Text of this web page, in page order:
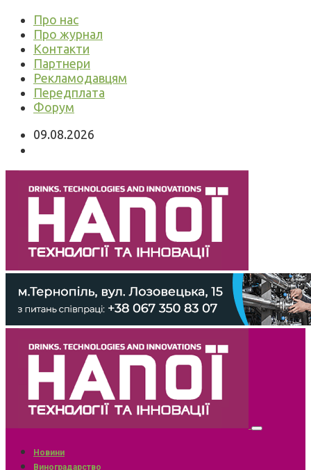
Про нас
Про журнал
Контакти
Партнери
Рекламодавцям
Передплата
Форум
09.08.2026
Новини
Виноградарство